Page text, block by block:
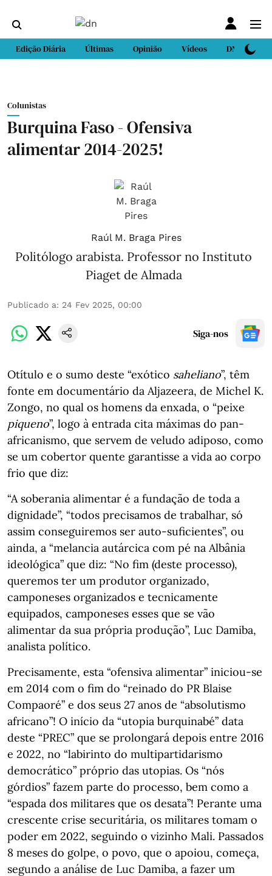
Edição Diária Últimas Opinião Vídeos DN Sport
Colunistas
Burquina Faso - Ofensiva
alimentar 2014-2025!
Raúl M. Braga Pires
Politólogo arabista. Professor no Instituto
Piaget de Almada
Publicado a: 24 Fev 2025, 00:00
Siga-nos
Otítulo e o sumo deste “exótico saheliano”, têm
fonte em documentário da Aljazeera, de Michel K.
Zongo, no qual os homens da enxada, o “peixe
piqueno”, logo à entrada cita máximas do pan-
africanismo, que servem de veludo adiposo, como
se um cobertor quente garantisse a vida ao corpo
frio que diz:
“A soberania alimentar é a fundação de toda a
dignidade”, “todos precisamos de trabalhar, só
assim conseguiremos ser auto-suficientes”, ou
ainda, a “melancia autárcica com pé na Albânia
ideológica” que diz: “No fim (deste processo),
queremos ter um produtor organizado,
camponeses organizados e tecnicamente
equipados, camponeses esses que se vão
alimentar da sua própria produção”, Luc Damiba,
analista político.
Precisamente, esta “ofensiva alimentar” iniciou-se
em 2014 com o fim do “reinado do PR Blaise
Compaoré” e dos seus 27 anos de “absolutismo
africano”! O início da “utopia burquinabé” data
deste “PREC” que se prolongará depois entre 2016
e 2022, no “labirinto do multipartidarismo
democrático” próprio das utopias. Os “nós
górdios” fazem parte do processo, bem como a
“espada dos militares que os desata”! Perante uma
crescente crise securitária, os militares tomam o
poder em 2022, seguindo o vizinho Mali. Passados
8 meses do golpe, o povo, que o apoiou, começa,
segundo a análise de Luc Damiba, a fazer um